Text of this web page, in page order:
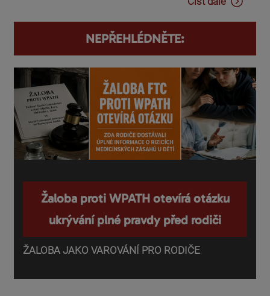
NEPŘEHLÉDNĚTE:
Žaloba proti WPATH otevírá otázku
ukrývání plné pravdy před rodiči
ŽALOBA JAKO VAROVÁNÍ PRO RODIČE